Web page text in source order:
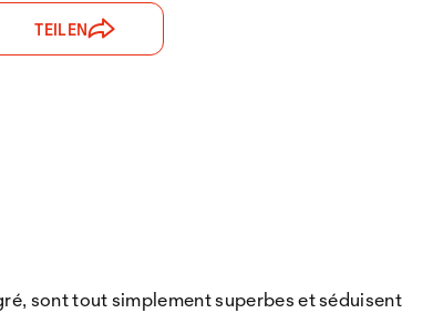
TEILEN
sont tout simplement superbes et séduisent